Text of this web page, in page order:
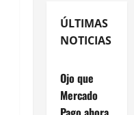
ÚLTIMAS
NOTICIAS
Ojo que
Mercado